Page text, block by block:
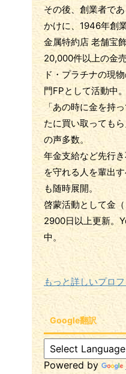
その後、創業者で
かけに、1946年創
金属特約店 老舗宝
20,000件以上の金
ド・プラチナの現
門FPとして活動中。
「あの時に金を持
たに買い取っても
の声多数。
年金支給など先行
を守れる人を輩出
も随時展開。
啓蒙活動として金
2900日以上更新。
中。
もっと詳しいプロ
Google翻訳
Powered by